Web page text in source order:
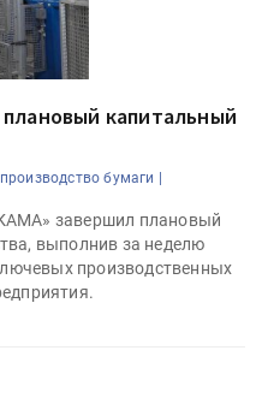
капитальный
производство бумаги |
завершил плановый
выполнив за неделю
производственных